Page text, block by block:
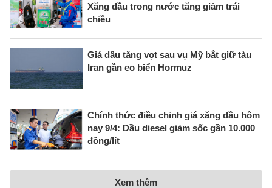
Xăng dầu trong nước tăng giảm trái
chiều
Giá dầu tăng vọt sau vụ Mỹ bắt giữ tàu
Iran gần eo biển Hormuz
Chính thức điều chỉnh giá xăng dầu hôm
nay 9/4: Dầu diesel giảm sốc gần 10.000
đồng/lít
Xem thêm